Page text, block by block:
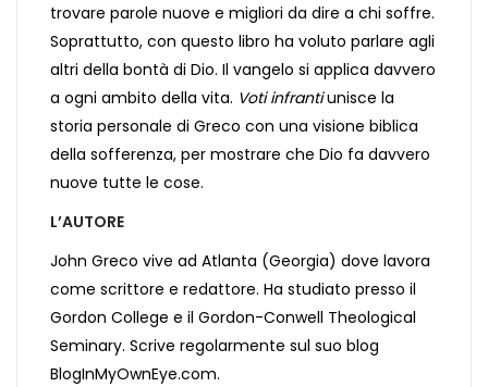
trovare parole nuove e migliori da dire a chi soffre.
Soprattutto, con questo libro ha voluto parlare agli
altri della bontà di Dio. Il vangelo si applica davvero
a ogni ambito della vita. Voti infrantiunisce la
storia personale di Greco con una visione biblica
della sofferenza, per mostrare che Dio fa davvero
nuove tutte le cose.
L’AUTORE
John Greco vive ad Atlanta (Georgia) dove lavora
come scrittore e redattore. Ha studiato presso il
Gordon College e il Gordon-Conwell Theological
Seminary. Scrive regolarmente sul suo blog
BlogInMyOwnEye.com.